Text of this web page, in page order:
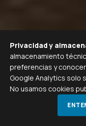
Privacidad y
almacenamiento
preferencias y
Google Analytics solo
No usamos cookies